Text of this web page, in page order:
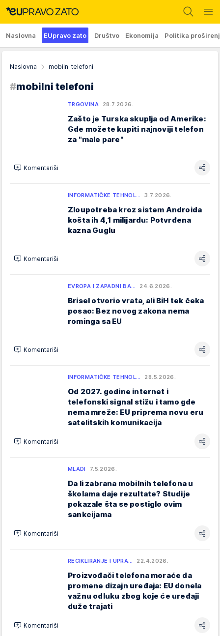
Naslovna EUpravo zato Društvo Ekonomija Politika
Naslovna mobilni telefoni
#mobilni telefoni
TRGOVINA 28.7.2026.
Zašto je Turska skuplja od Amerike:
Gde možete kupiti najnoviji telefon
za "male pare"
Komentariši
INFORMATIČKE TEHNOL… 3.7.2026.
Zloupotreba kroz sistem Androida
košta ih 4,1 milijardu: Potvrđena
kazna Guglu
Komentariši
EVROPA I ZAPADNI BA… 24.6.2026.
Brisel otvorio vrata, ali BiH tek čeka
posao: Bez novog zakona nema
rominga sa EU
Komentariši
INFORMATIČKE TEHNOL… 28.5.2026.
Od 2027. godine internet i
telefonski signal stižu i tamo gde
nema mreže: EU priprema novu eru
satelitskih komunikacija
Komentariši
MLADI 7.5.2026.
Da li zabrana mobilnih telefona u
školama daje rezultate? Studije
pokazale šta se postiglo ovim
sankcijama
Komentariši
RECIKLIRANJE I UPRA… 22.4.2026.
Proizvođači telefona moraće da
promene dizajn uređaja: EU donela
važnu odluku zbog koje će uređaji
duže trajati
Komentariši